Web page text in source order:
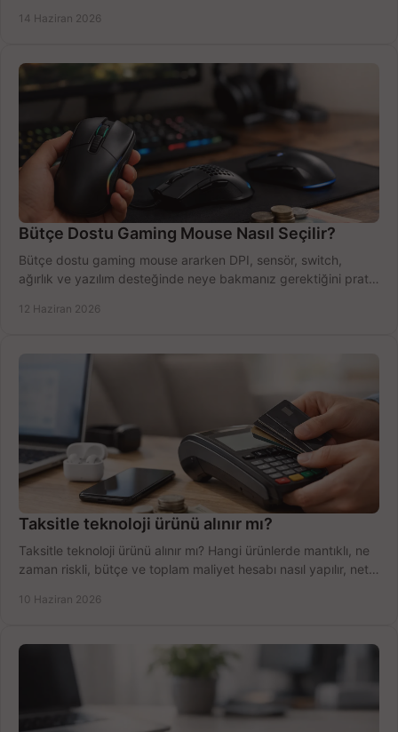
14 Haziran 2026
Bütçe Dostu Gaming Mouse Nasıl Seçilir?
Bütçe dostu gaming mouse ararken DPI, sensör, switch,
ağırlık ve yazılım desteğinde neye bakmanız gerektiğini pratik
12 Haziran 2026
Taksitle teknoloji ürünü alınır mı?
Taksitle teknoloji ürünü alınır mı? Hangi ürünlerde mantıklı, ne
zaman riskli, bütçe ve toplam maliyet hesabı nasıl yapılır, net
10 Haziran 2026